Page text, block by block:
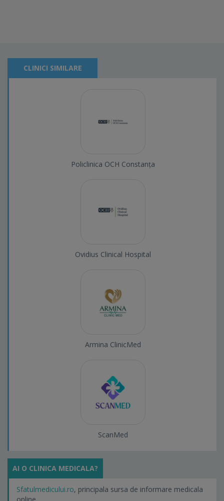
CLINICI SIMILARE
Policlinica OCH Constanța
Ovidius Clinical Hospital
Armina ClinicMed
ScanMed
AI O CLINICA MEDICALA?
Sfatulmedicului.ro, principala sursa de informare medicala